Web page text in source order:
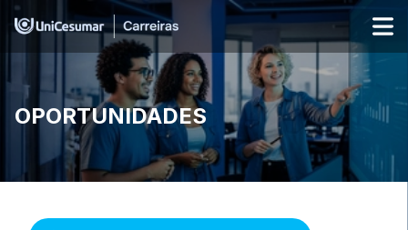
OPORTUNIDADES